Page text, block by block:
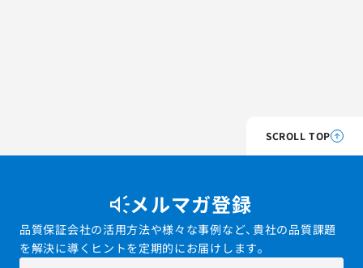
SCROLL TOP
メルマガ登録
品質保証会社の活用方法や様々な事例など、貴社の品質課題
を解決に導くヒントを定期的にお届けします。